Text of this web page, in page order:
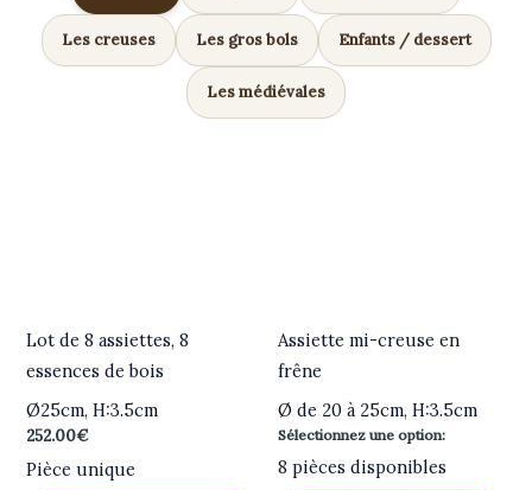
Les creuses Les gros bols Enfants / dessert
Les médiévales
Lot de 8 assiettes, 8
essences de bois
Ø25cm, H:3.5cm
252.00€
Pièce unique
Assiette mi-creuse en
frêne
Ø de 20 à 25cm, H:3.5cm
Sélectionnez une option:
8 pièces disponibles